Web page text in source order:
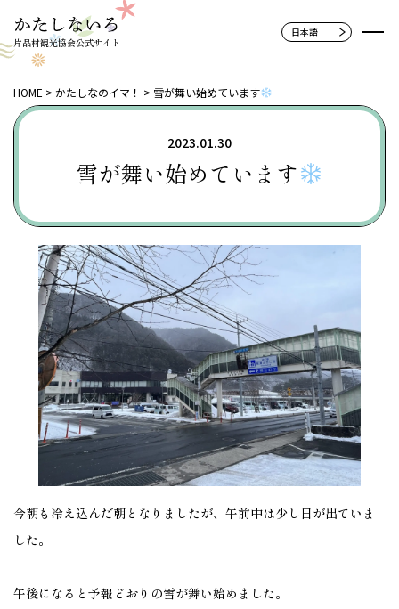
片品村観光協会公式サイト
HOME かたしなのイマ！ 雪が舞い始めています
2023.01.30
雪が舞い始めています
今朝も冷え込んだ朝となりましたが、午前中は少し日が出ていま
した。
午後になると予報どおりの雪が舞い始めました。